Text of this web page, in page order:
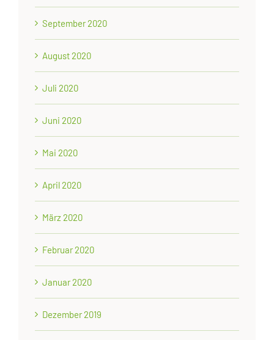
September 2020
August 2020
Juli 2020
Juni 2020
Mai 2020
April 2020
März 2020
Februar 2020
Januar 2020
Dezember 2019